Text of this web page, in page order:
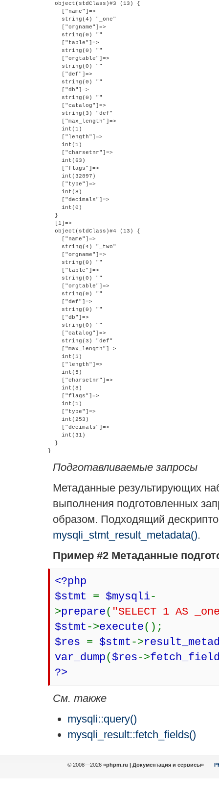
  object(stdClass)#3 (13) {
    ["name"]=>
    string(4) "_one"
    ["orgname"]=>
    string(0) ""
    ["table"]=>
    string(0) ""
    ["orgtable"]=>
    string(0) ""
    ["def"]=>
    string(0) ""
    ["db"]=>
    string(0) ""
    ["catalog"]=>
    string(3) "def"
    ["max_length"]=>
    int(1)
    ["length"]=>
    int(1)
    ["charsetnr"]=>
    int(63)
    ["flags"]=>
    int(32897)
    ["type"]=>
    int(8)
    ["decimals"]=>
    int(0)
  }
  [1]=>
  object(stdClass)#4 (13) {
    ["name"]=>
    string(4) "_two"
    ["orgname"]=>
    string(0) ""
    ["table"]=>
    string(0) ""
    ["orgtable"]=>
    string(0) ""
    ["def"]=>
    string(0) ""
    ["db"]=>
    string(0) ""
    ["catalog"]=>
    string(3) "def"
    ["max_length"]=>
    int(5)
    ["length"]=>
    int(5)
    ["charsetnr"]=>
    int(8)
    ["flags"]=>
    int(1)
    ["type"]=>
    int(253)
    ["decimals"]=>
    int(31)
  }
Подготавливаемые запросы
Метаданные результирующих
выполнения подготовленных
образом. Подходящий
mysqli_stmt_result_metadata().
Пример #2 Метаданные
<?php
$stmt = $mysqli-
>prepare( "SELECT 1 AS
$stmt ->execute();
$res = $stmt ->
var_dump($res->
?>
См. также
mysqli::query()
mysqli_result::fetch_fields()
© 2008—2026 «phpm.ru | Документация и сервисы»